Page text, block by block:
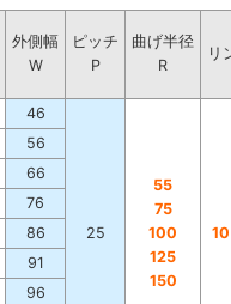
外側幅
W
ピッチ
P
曲げ半径
R
リ
46
25
55
75
100
125
150
56
66
76
86
91
96